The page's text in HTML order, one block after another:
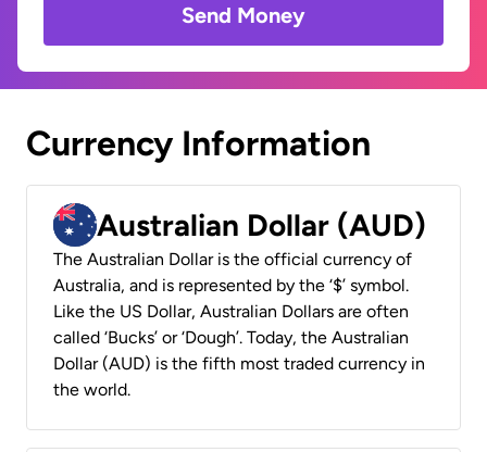
Send Money
Currency Information
Australian Dollar (AUD)
The Australian Dollar is the official currency of
Australia, and is represented by the ‘$’ symbol.
Like the US Dollar, Australian Dollars are often
called ‘Bucks’ or ‘Dough’. Today, the Australian
Dollar (AUD) is the fifth most traded currency in
the world.